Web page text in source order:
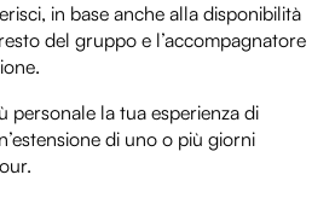
in base anche alla disponibilità
del gruppo e l’accompagnatore
personale la tua esperienza di
di uno o più giorni